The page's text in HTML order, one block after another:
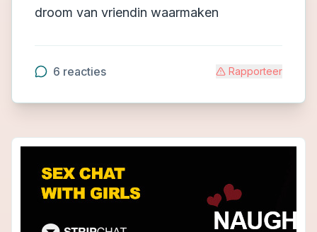
droom van vriendin waarmaken
6 reacties Rapporteer